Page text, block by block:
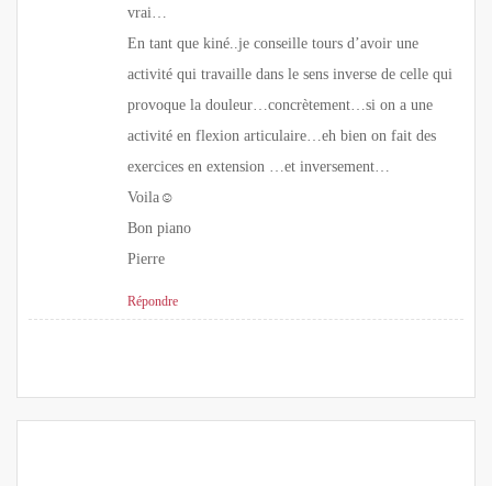
vrai…
En tant que kiné..je conseille tours d’avoir une
activité qui travaille dans le sens inverse de celle qui
provoque la douleur…concrètement…si on a une
activité en flexion articulaire…eh bien on fait des
exercices en extension …et inversement…
Voila☺
Bon piano
Pierre
Répondre